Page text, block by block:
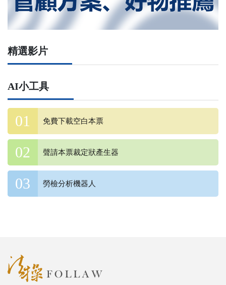
精選影片
AI小工具
免費下載空白本票
聲請本票裁定狀產生器
勞檢分析機器人